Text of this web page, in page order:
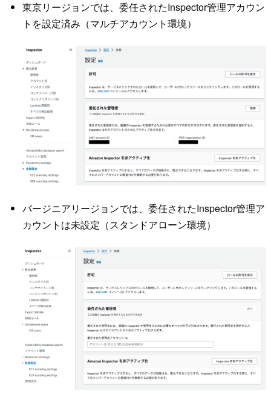
東京リージョンでは、委任されたInspector管理アカウン
トを設定済み（マルチアカウント環境）
バージニアリージョンでは、委任されたInspector管理ア
カウントは未設定（スタンドアローン環境）